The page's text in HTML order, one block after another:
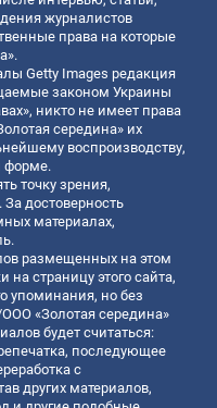
журналистов
права на которые
Getty Images редакция
законом Украины
никто не имеет права
середина» их
воспроизводству,
форме.
точку зрения,
достоверность
материалах,
размещенных на этом
страницу этого сайта,
упоминания, но без
«Золотая середина»
будет считаться:
последующее
с
других материалов,